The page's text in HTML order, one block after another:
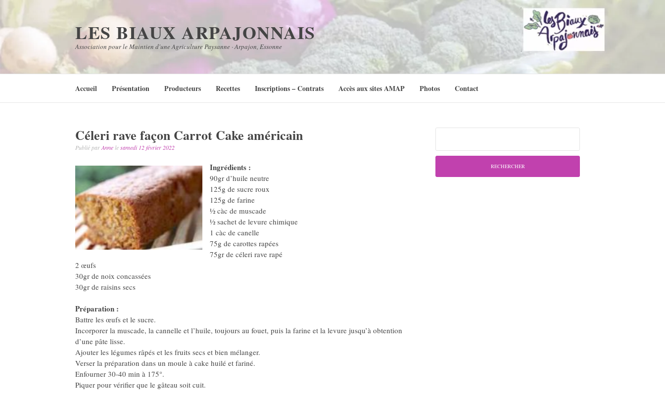
contenu
LES BIAUX ARPAJONNAIS
Association pour le Maintien d'une Agriculture Paysanne · Arpajon, Essonne
Accueil Présentation Producteurs Recettes Inscriptions – Contrats Accès aux sites AMAP Photos Contact
Céleri rave façon Carrot Cake américain
Publié parAnnelesamedi 12 février 2022
Ingrédients :
90gr d’huile neutre
125g de sucre roux
125g de farine
½ càc de muscade
½ sachet de levure chimique
1 càc de canelle
75g de carottes rapées
75gr de céleri rave rapé
2 œufs
30gr de noix concassées
30gr de raisins secs
Préparation :
Battre les œufs et le sucre.
Incorporer la muscade, la cannelle et l’huile, toujours au fouet, puis la farine et la levure jusqu’à obtention
d’une pâte lisse.
Ajouter les légumes râpés et les fruits secs et bien mélanger.
Verser la préparation dans un moule à cake huilé et fariné.
Enfourner 30-40 min à 175°.
Piquer pour vérifier que le gâteau soit cuit.